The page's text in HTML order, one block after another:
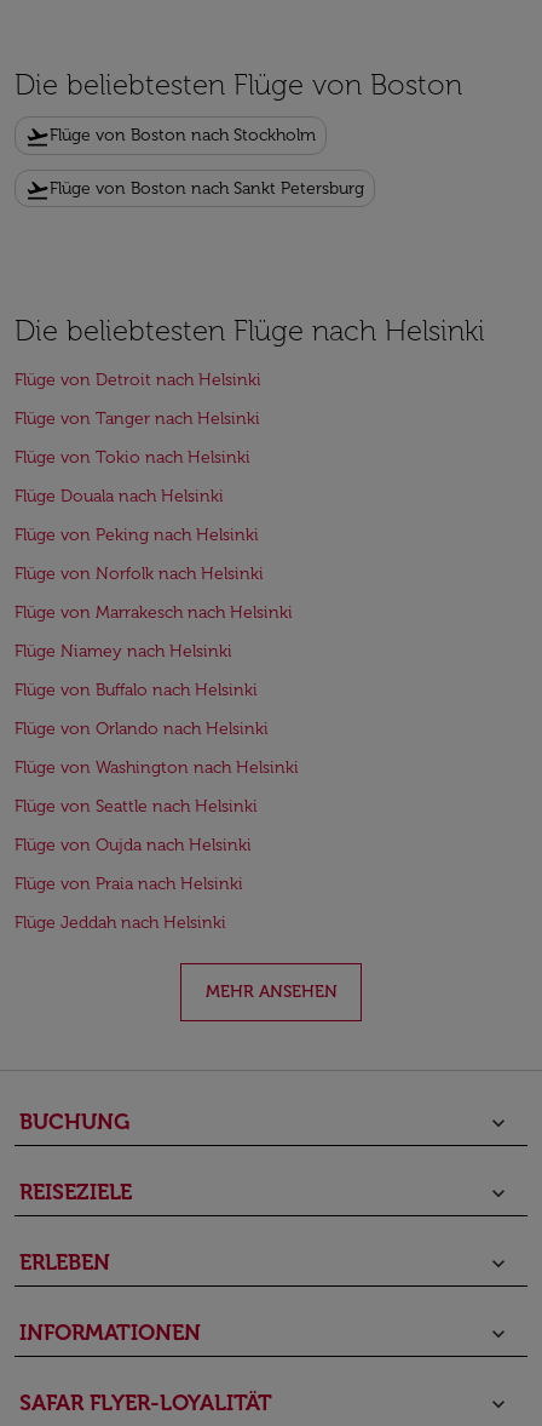
Die beliebtesten Flüge von Boston
flight_takeoffFlüge von Boston nach Stockholm
flight_takeoffFlüge von Boston nach Sankt Petersburg
Die beliebtesten Flüge nach Helsinki
Flüge von Detroit nach Helsinki
Flüge von Tanger nach Helsinki
Flüge von Tokio nach Helsinki
Flüge Douala nach Helsinki
Flüge von Peking nach Helsinki
Flüge von Norfolk nach Helsinki
Flüge von Marrakesch nach Helsinki
Flüge Niamey nach Helsinki
Flüge von Buffalo nach Helsinki
Flüge von Orlando nach Helsinki
Flüge von Washington nach Helsinki
Flüge von Seattle nach Helsinki
Flüge von Oujda nach Helsinki
Flüge von Praia nach Helsinki
Flüge Jeddah nach Helsinki
MEHR ANSEHEN
BUCHUNG keyboard_arrow_down
REISEZIELE keyboard_arrow_down
ERLEBEN keyboard_arrow_down
INFORMATIONEN keyboard_arrow_down
SAFAR FLYER-LOYALITÄT keyboard_arrow_down